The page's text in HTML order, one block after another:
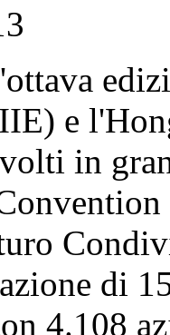
e
in
di
4.108